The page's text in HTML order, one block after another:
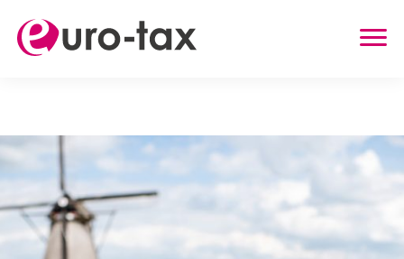
WIELKA BRYTANIA
BELGIA